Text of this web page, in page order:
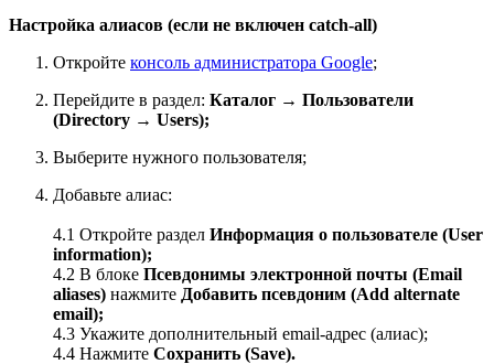
Настройка алиасов (если не включен catch-all)
Откройте консоль администратора Google;
Перейдите в раздел: Каталог → Пользователи
(Directory → Users);
Выберите нужного пользователя;
Добавьте алиас:
4.1 Откройте раздел Информация о пользователе (User
information);
4.2 В блоке Псевдонимы электронной почты (Email
aliases) нажмите Добавить псевдоним (Add alternate
email);
4.3 Укажите дополнительный email-адрес (алиас);
4.4 Нажмите Сохранить (Save).